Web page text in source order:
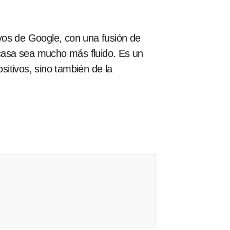
de Google, con una fusión de
sea mucho más fluido. Es un
sino también de la